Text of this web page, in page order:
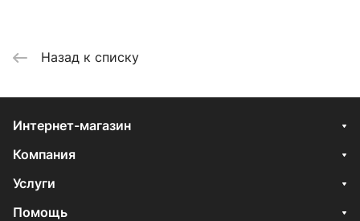
Назад к списку
Интернет-магазин
Компания
Услуги
Помощь